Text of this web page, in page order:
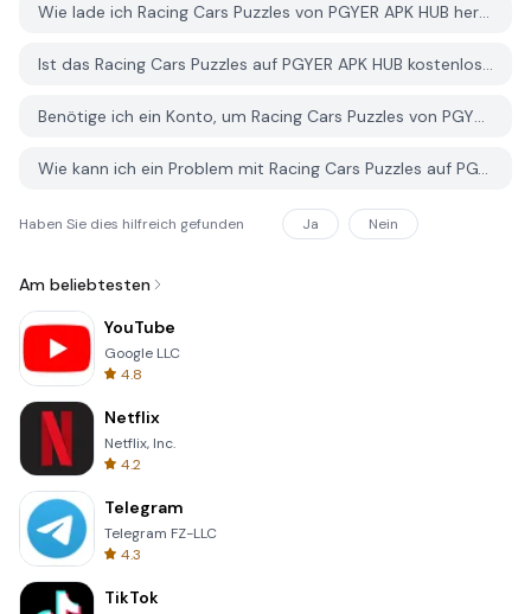
Wie lade ich Racing Cars Puzzles von PGYER APK HUB herunter?
Ist das Racing Cars Puzzles auf PGYER APK HUB kostenlos zum Download?
Benötige ich ein Konto, um Racing Cars Puzzles von PGYER APK HUB herunterzuladen?
Wie kann ich ein Problem mit Racing Cars Puzzles auf PGYER APK HUB melden?
Haben Sie dies hilfreich gefunden Ja Nein
Am beliebtesten
YouTube
Google LLC
4.8
Netflix
Netflix, Inc.
4.2
Telegram
Telegram FZ-LLC
4.3
TikTok